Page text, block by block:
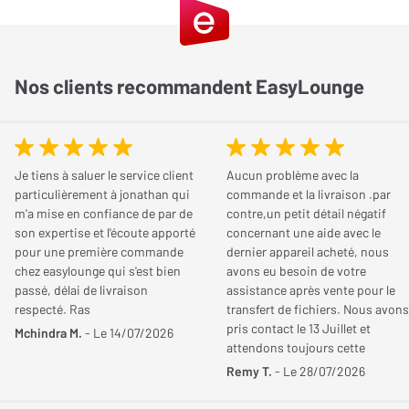
Cayin MINI-CD MK2 : une stabilité accrue
Le Cayin MINI-CD MK2 a été fabriqué sur un châssis en
aluminium d’une épaisseur notable qui lui assure une stabilité
mécanique sans pareille afin de réduire les résonances et les
vibrations. C’est un châssis qui constitue également une barrière
robuste que les ondes électrostatiques ne peuvent pénétrer. Le
mécanisme de lecture et les composants internes fonctionnent
alors dans de très bonnes conditions pour extraire les
informations sur différents disques.
L’étage de conversion de ce lecteur platine CD exploite le DAC
Max.
Rapport signal/bruit 90 dB
Connectique
Sorties audio
Coaxiale x 1, RCA x 1, HDMI
i2s x 1
Dimensions
240 mm
JE DONNE MON AVIS
Acheteur certifié
NOTE GLOBALE 5/ 5
Qualité de son
5/ 5
Esthétique
5/ 5
Simplicité
5/ 5
Le recommanderiez-vous à un ami ?
En fonction du prix c'est vraiment un bon choix.
redécouvrir ses CD dans une qualité incroyable de son c'est
Nos clients recommandent EasyLounge
Je tiens à saluer le service client
particulièrement à jonathan qui
m'a mise en confiance de par de
son expertise et l'écoute apporté
pour une première commande
chez easylounge qui s'est bien
passé, délai de livraison
respecté. Ras
Mchindra M. - Le 14/07/2026
Aucun problème avec la
commande et la livraison .par
contre,un petit détail négatif
concernant une aide avec le
dernier appareil acheté, nous
avons eu besoin de votre
assistance après vente pour le
transfert de fichiers. Nous avons
pris contact le 13 Juillet et
attendons toujours cette
aide!!!!. Cordialement
Remy T. - Le 28/07/2026